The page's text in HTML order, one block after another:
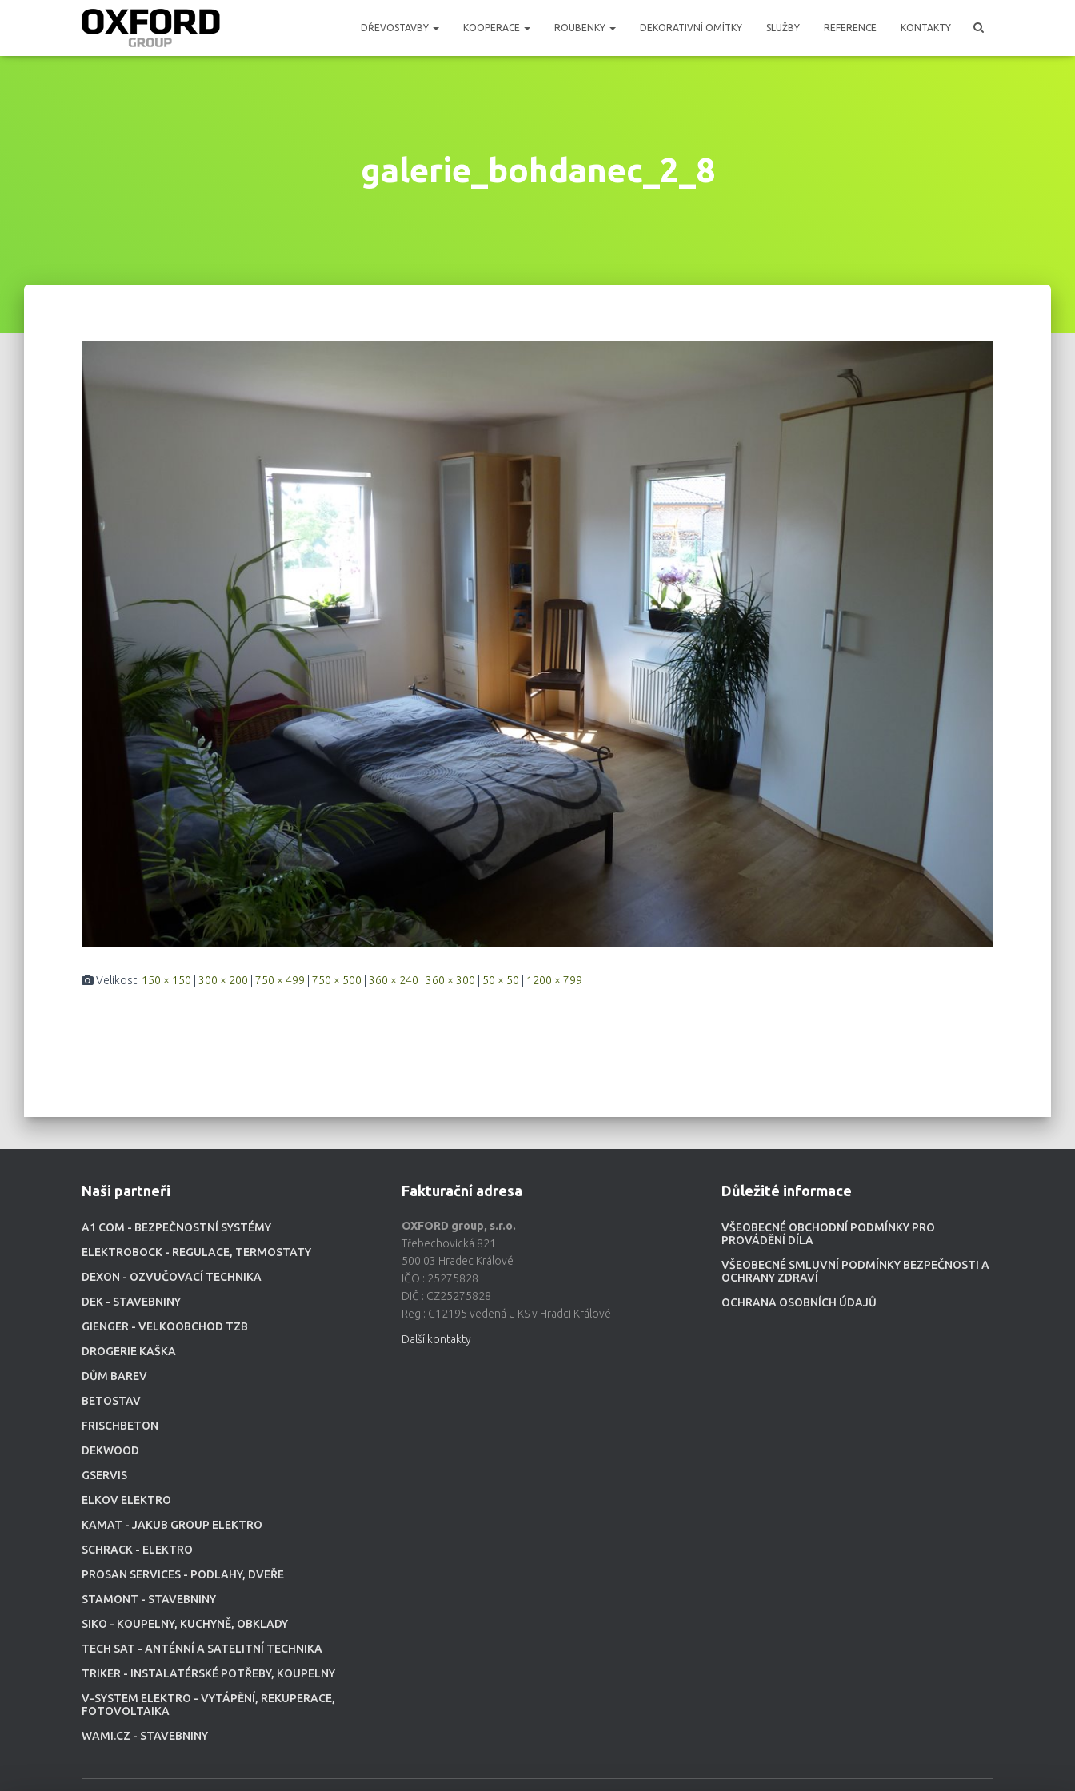
DŘEVOSTAVBY KOOPERACE ROUBENKY DEKORATIVNÍ OMÍTKY SLUŽBY REFERENCE KONTAKTY
galerie_bohdanec_2_8
Velikost: 150 × 150 300 × 200 750 × 499 750 × 500 360 × 240 360 × 300 50 × 50 1200 × 799
Naši partneři
A1 COM - BEZPEČNOSTNÍ SYSTÉMY
ELEKTROBOCK - REGULACE, TERMOSTATY
DEXON - OZVUČOVACÍ TECHNIKA
DEK - STAVEBNINY
GIENGER - VELKOOBCHOD TZB
DROGERIE KAŠKA
DŮM BAREV
BETOSTAV
FRISCHBETON
DEKWOOD
GSERVIS
ELKOV ELEKTRO
KAMAT - JAKUB GROUP ELEKTRO
SCHRACK - ELEKTRO
PROSAN SERVICES - PODLAHY, DVEŘE
STAMONT - STAVEBNINY
SIKO - KOUPELNY, KUCHYNĚ, OBKLADY
TECH SAT - ANTÉNNÍ A SATELITNÍ TECHNIKA
TRIKER - INSTALATÉRSKÉ POTŘEBY, KOUPELNY
V-SYSTEM ELEKTRO - VYTÁPĚNÍ, REKUPERACE,
FOTOVOLTAIKA
WAMI.CZ - STAVEBNINY
Fakturační adresa
OXFORD group, s.r.o.
Třebechovická 821
500 03 Hradec Králové
IČO : 25275828
DIČ : CZ25275828
Reg.: C12195 vedená u KS v Hradci Králové
Další kontakty
Důležité informace
VŠEOBECNÉ OBCHODNÍ PODMÍNKY PRO
PROVÁDĚNÍ DÍLA
VŠEOBECNÉ SMLUVNÍ PODMÍNKY BEZPEČNOSTI A
OCHRANY ZDRAVÍ
OCHRANA OSOBNÍCH ÚDAJŮ